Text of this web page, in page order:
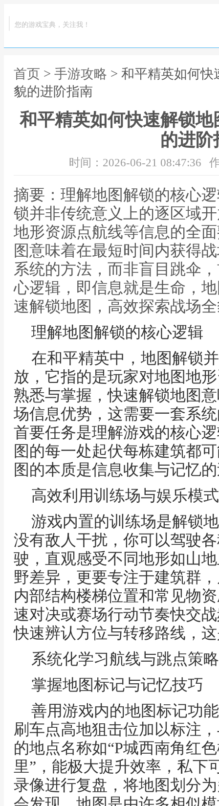
您的游戏宝典，关注我！
首页 > 手游攻略 > 和平精英如何
貌的进阶指南
和平精英如何快速解锁
的进阶
时间：2026-06-21 08:47:36
摘要：理解地图解锁的核心
锁并非传统意义上的逐区域
地形资源点航线等信息的全
图意味着在最短时间内获得
系统的方法，而非盲目跳伞
心逻辑，即信息就是生命，
速解锁地图，高效探索战场
理解地图解锁的核心逻辑
在和平精英中，地图解锁
放，它指的是玩家对地图地
熟悉与掌握，快速解锁地图
场信息优势，这需要一套系
首要任务是理解游戏的核心
图的每一处起伏每栋建筑都
图的本质是信息收集与记忆
高效利用训练场与娱乐模式
游戏内置的训练场是解锁
没有敌人干扰，你可以驾驶
驶，直观感受不同地形如山
野差异，更要专注于建筑群
内部结构楼梯位置和常见物
速对决或赛场行动节奏快交
快速辨认方位与转移路线，
系统化学习航线与跳点策略
掌握地图标记与记忆技巧
善用游戏内的地图标记功
刷车点高地狙击位加以标注
的地点名称如“P城西南角红
里”，能极大提升效率，私下
录像进行复盘，将地图划分